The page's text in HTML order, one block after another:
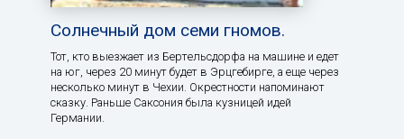
Солнечный дом семи гномов.
Тот, кто выезжает из Бертельсдорфа на машине и едет
на юг, через 20 минут будет в Эрцгебирге, а еще через
несколько минут в Чехии. Окрестности напоминают
сказку. Раньше Саксония была кузницей идей
Германии.